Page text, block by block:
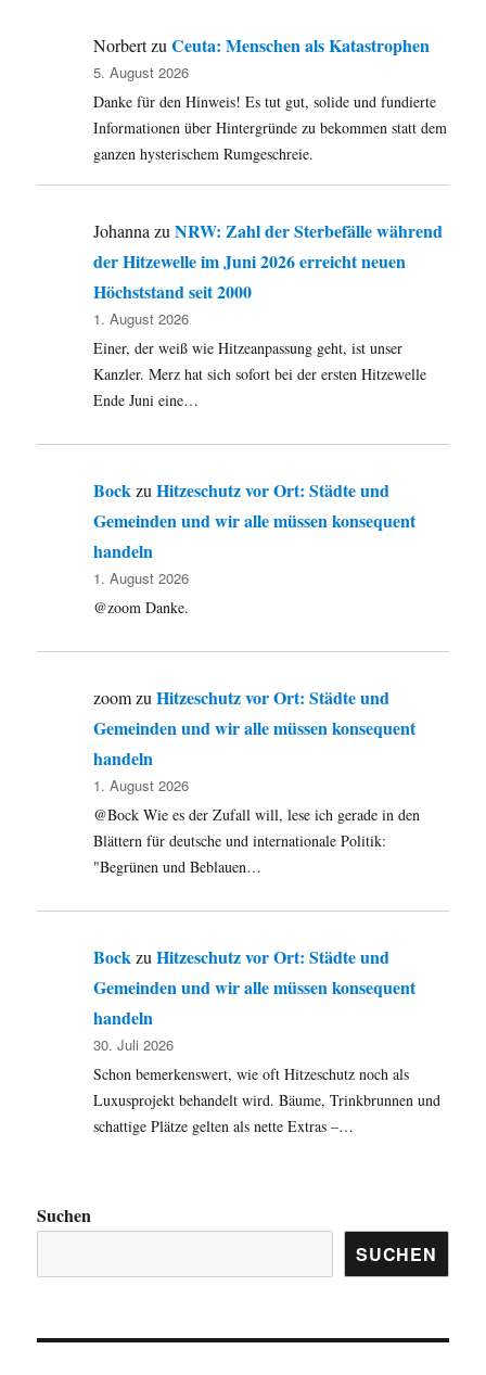
NorbertzuCeuta: Menschen als Katastrophen
5. August 2026
Danke für den Hinweis! Es tut gut, solide und fundierte
Informationen über Hintergründe zu bekommen statt dem
ganzen hysterischem Rumgeschreie.
Johanna zuNRW: Zahl der Sterbefälle während
der Hitzewelle im Juni 2026 erreicht neuen
Höchststand seit 2000
1. August 2026
Einer, der weiß wie Hitzeanpassung geht, ist unser
Kanzler. Merz hat sich sofort bei der ersten Hitzewelle
Ende Juni eine…
BockzuHitzeschutz vor Ort: Städte und
Gemeinden und wir alle müssen konsequent
handeln
1. August 2026
@zoom Danke.
zoomzuHitzeschutz vor Ort: Städte und
Gemeinden und wir alle müssen konsequent
handeln
1. August 2026
@Bock Wie es der Zufall will, lese ich gerade in den
Blättern für deutsche und internationale Politik:
"Begrünen und Beblauen…
BockzuHitzeschutz vor Ort: Städte und
Gemeinden und wir alle müssen konsequent
handeln
30. Juli 2026
Schon bemerkenswert, wie oft Hitzeschutz noch als
Luxusprojekt behandelt wird. Bäume, Trinkbrunnen und
schattige Plätze gelten als nette Extras –…
Suchen
SUCHEN